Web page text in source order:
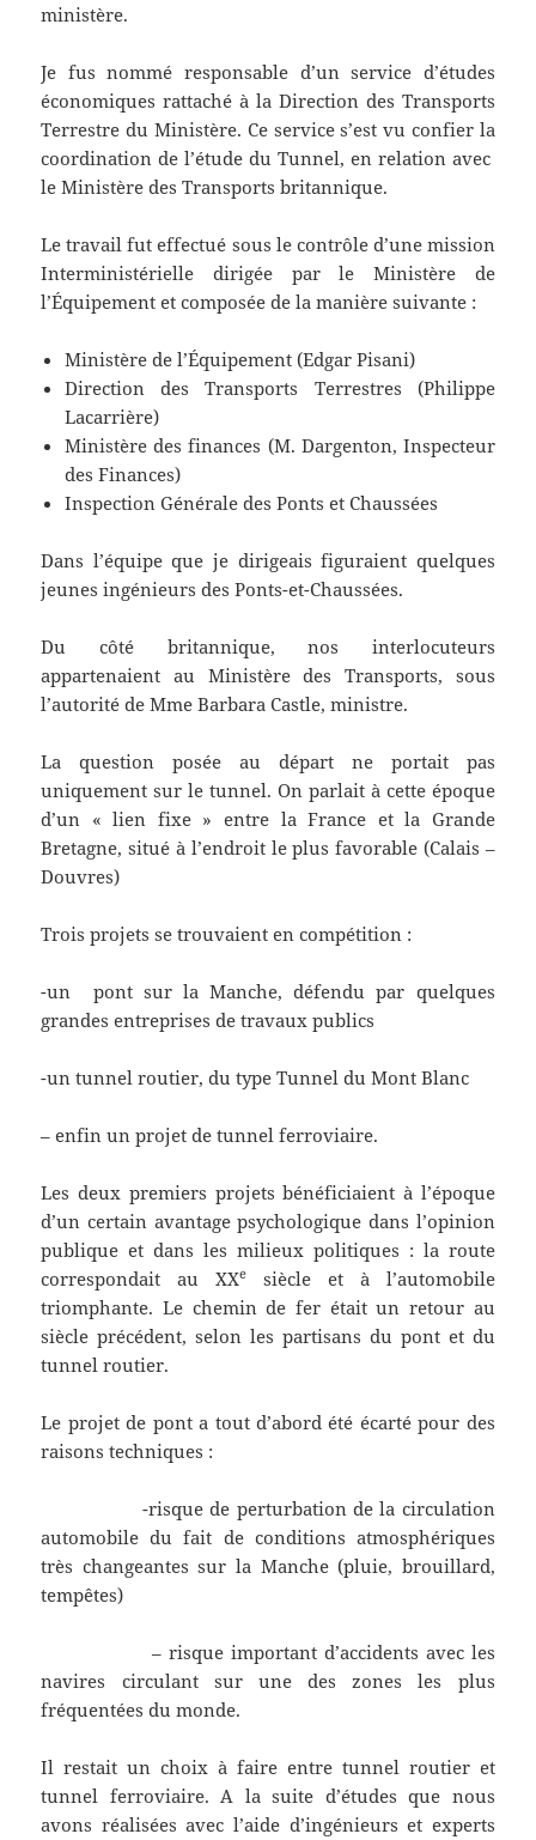
ministère.
Je fus nommé responsable d’un service d’études
économiques rattaché à la Direction des Transports
Terrestre du Ministère. Ce service s’est vu confier la
coordination de l’étude du Tunnel, en relation avec
le Ministère des Transports britannique.
Le travail fut effectué sous le contrôle d’une mission
Interministérielle dirigée par le Ministère de
l’Équipement et composée de la manière suivante :
Ministère de l’Équipement (Edgar Pisani)
Direction des Transports Terrestres (Philippe
Lacarrière)
Ministère des finances (M. Dargenton, Inspecteur
des Finances)
Inspection Générale des Ponts et Chaussées
Dans l’équipe que je dirigeais figuraient quelques
jeunes ingénieurs des Ponts-et-Chaussées.
Du côté britannique, nos interlocuteurs
appartenaient au Ministère des Transports, sous
l’autorité de Mme Barbara Castle, ministre.
La question posée au départ ne portait pas
uniquement sur le tunnel. On parlait à cette époque
d’un « lien fixe » entre la France et la Grande
Bretagne, situé à l’endroit le plus favorable (Calais –
Douvres)
Trois projets se trouvaient en compétition :
-un pont sur la Manche, défendu par quelques
grandes entreprises de travaux publics
-un tunnel routier, du type Tunnel du Mont Blanc
– enfin un projet de tunnel ferroviaire.
Les deux premiers projets bénéficiaient à l’époque
d’un certain avantage psychologique dans l’opinion
publique et dans les milieux politiques : la route
correspondait au XXe
siècle et à l’automobile
triomphante. Le chemin de fer était un retour au
siècle précédent, selon les partisans du pont et du
tunnel routier.
Le projet de pont a tout d’abord été écarté pour des
raisons techniques :
-risque de perturbation de la circulation
automobile du fait de conditions atmosphériques
très changeantes sur la Manche (pluie, brouillard,
tempêtes)
– risque important d’accidents avec les
navires circulant sur une des zones les plus
fréquentées du monde.
Il restait un choix à faire entre tunnel routier et
tunnel ferroviaire. A la suite d’études que nous
avons réalisées avec l’aide d’ingénieurs et experts